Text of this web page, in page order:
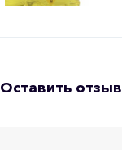
Оставить отзыв